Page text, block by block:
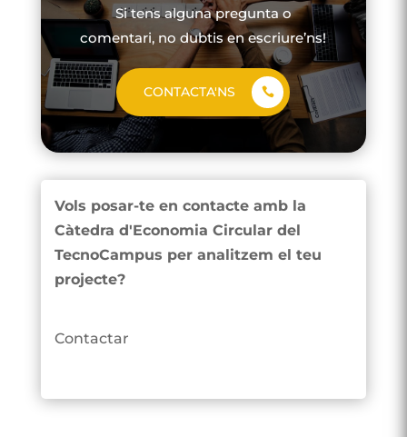
Si tens alguna pregunta o
comentari, no dubtis en escriure’ns!
CONTACTA'NS
Vols posar-te en contacte amb la
Càtedra d'Economia Circular del
TecnoCampus per analitzem el teu
projecte?
Contactar